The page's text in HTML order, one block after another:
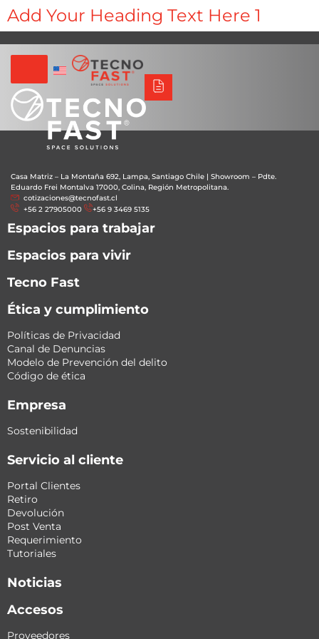
+56 2 27905000+56 9 3469 5135
Tecno Fast PerúAlco Triumph BalatTecno Panel
Add Your Heading Text Here 1
Casa Matriz – La Montaña 692, Lampa, Santiago Chile | Showroom – Pdte.
Eduardo Frei Montalva 17000, Colina, Región Metropolitana.
cotizaciones@tecnofast.cl
+56 2 27905000
+56 9 3469 5135
Espacios para trabajar
Espacios para vivir
Tecno Fast
Ética y cumplimiento
Políticas de Privacidad
Canal de Denuncias
Modelo de Prevención del delito
Código de ética
Empresa
Sostenibilidad
Servicio al cliente
Portal Clientes
Retiro
Devolución
Post Venta
Requerimiento
Tutoriales
Noticias
Accesos
Proveedores